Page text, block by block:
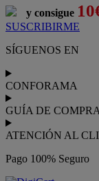
y consigue
SUSCRIBIRME
SÍGUENOS EN
CONFORAMA
GUÍA DE COMPRA
ATENCIÓN AL
Pago 100% Seguro